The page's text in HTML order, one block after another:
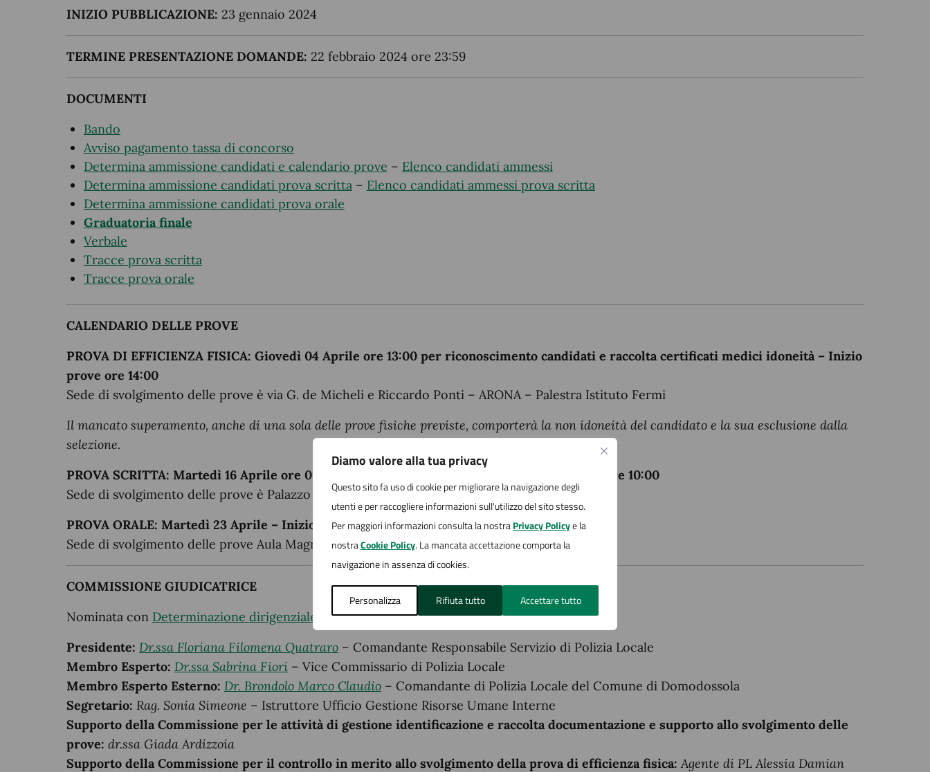
Diamo valore alla tua privacy
Questo sito fa uso di cookie per migliorare la navigazione degli
utenti e per raccogliere informazioni sull'utilizzo del sito stesso.
Per maggiori informazioni consulta la nostraPrivacy Policye la
nostraCookie Policy. La mancata accettazione comporta la
navigazione in assenza di cookies.
Personalizza Rifiuta tutto Accettare tutto
INIZIO PUBBLICAZIONE: 23 gennaio 2024
TERMINE PRESENTAZIONE DOMANDE: 22 febbraio 2024 ore 23:59
DOCUMENTI
Bando
Avviso pagamento tassa di concorso
Determina ammissione candidati e calendario prove – Elenco candidati ammessi
Determina ammissione candidati prova scritta– Elenco candidati ammessi prova scritta
Determina ammissione candidati prova orale
Graduatoria finale
Verbale
Tracce prova scritta
Tracce prova orale
CALENDARIO DELLE PROVE
PROVA DI EFFICIENZA FISICA: Giovedì 04 Aprile ore 13:00 per riconoscimento candidati e raccolta certificati medici idoneità – Inizio
prove ore 14:00
Sede di svolgimento delle prove è via G. de Micheli e Riccardo Ponti – ARONA – Palestra Istituto Fermi
Il mancato superamento, anche di una sola delle prove fisiche previste, comporterà la non idoneità del candidato e la sua esclusione dalla
selezione.
PROVA SCRITTA: Martedì 16 Aprile ore 09:30 per riconoscimento candidati – Inizio prove ore 10:00
Sede di svolgimento delle prove è Palazzo Comunale, Via San Carlo 2
PROVA ORALE: Martedì 23 Aprile – Inizio prova ora 10.00
Sede di svolgimento delle prove Aula Magna del Palazzo Comunale, Via san Carlo 2
COMMISSIONE GIUDICATRICE
Nominata con Determinazione dirigenziale n. 61 del 02/04/2024
Presidente: Dr.ssa Floriana Filomena Quatraro – Comandante Responsabile Servizio di Polizia Locale
Membro Esperto: Dr.ssa Sabrina Fiori – Vice Commissario di Polizia Locale
Membro Esperto Esterno: Dr. Brondolo Marco Claudio – Comandante di Polizia Locale del Comune di Domodossola
Segretario: Rag. Sonia Simeone – Istruttore Ufficio Gestione Risorse Umane Interne
Supporto della Commissione per le attività di gestione identificazione e raccolta documentazione e supporto allo svolgimento delle
prove: dr.ssa Giada Ardizzoia
Supporto della Commissione per il controllo in merito allo svolgimento della prova di efficienza fisica: Agente di PL Alessia Damian